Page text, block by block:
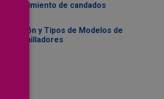
Mantenimiento de candados
Evolución y Tipos de Modelos de
Destornilladores